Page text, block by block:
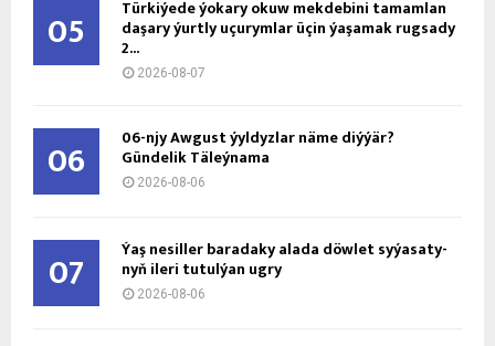
05 Türkiýede ýokary okuw mekdebini tamamlan
daşary ýurtly uçurymlar üçin ýaşamak rugsady
2...
2026-08-07
06 06-njy Awgust ýyldyzlar näme diýýär?
Gündelik Täleýnama
2026-08-06
07 Ýaş ne­sil­ler ba­ra­da­ky ala­da döw­let sy­ýa­sa­ty­
nyň ile­ri tu­tul­ýan ug­ry
2026-08-06